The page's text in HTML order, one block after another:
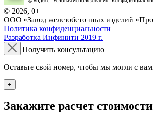
© 2026, 0+
ООО «Завод железобетонных изделий
Политика конфиденциальности
Разработка Инфинити 2019 г.
Получить консультацию
Оставьте свой номер, чтобы мы могли с
+
Закажите расчет стоимости